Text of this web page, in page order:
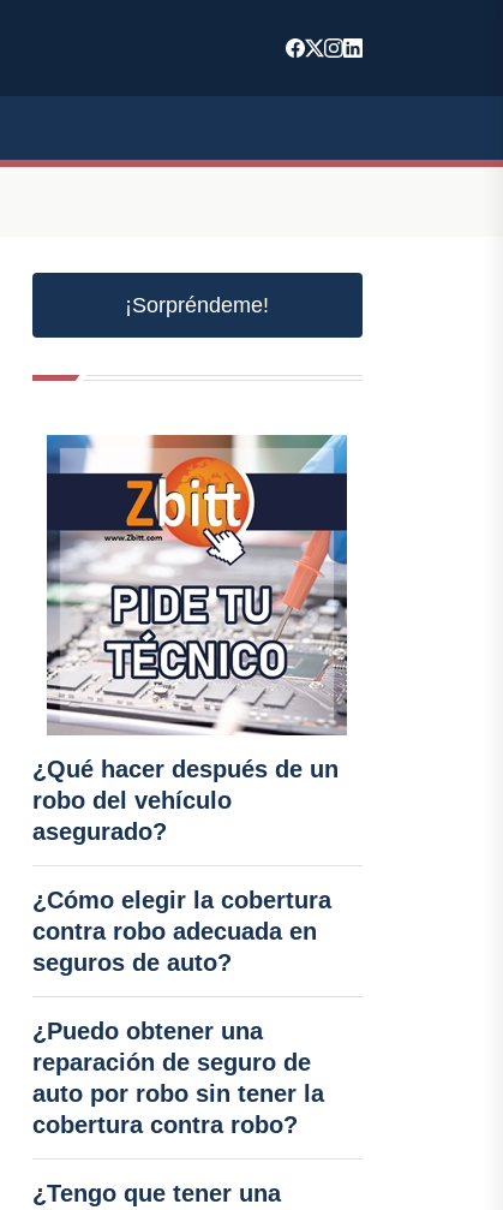
¡Sorpréndeme!
¿Qué hacer después de un
robo del vehículo
asegurado?
¿Cómo elegir la cobertura
contra robo adecuada en
seguros de auto?
¿Puedo obtener una
reparación de seguro de
auto por robo sin tener la
cobertura contra robo?
¿Tengo que tener una